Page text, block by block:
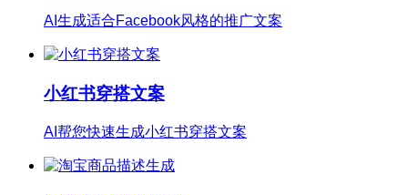
小红书穿搭文案
AI帮您快速生成小红书穿搭文案
淘宝商品描述生成